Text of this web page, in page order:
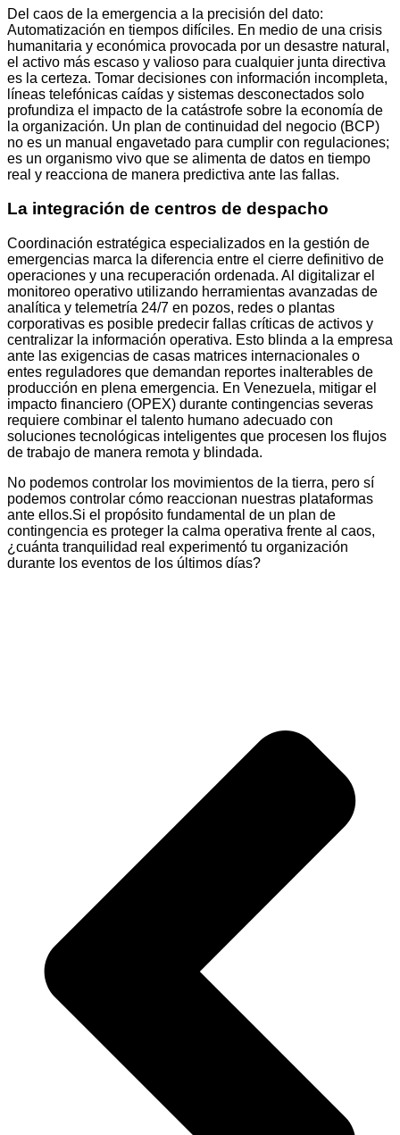
Del caos de la emergencia a la precisión del dato:
Automatización en tiempos difíciles. En medio de una crisis
humanitaria y económica provocada por un desastre natural,
el activo más escaso y valioso para cualquier junta directiva
es la certeza. Tomar decisiones con información incompleta,
líneas telefónicas caídas y sistemas desconectados solo
profundiza el impacto de la catástrofe sobre la economía de
la organización. Un plan de continuidad del negocio (BCP)
no es un manual engavetado para cumplir con regulaciones;
es un organismo vivo que se alimenta de datos en tiempo
real y reacciona de manera predictiva ante las fallas.
La integración de centros de despacho
Coordinación estratégica especializados en la gestión de
emergencias marca la diferencia entre el cierre definitivo de
operaciones y una recuperación ordenada. Al digitalizar el
monitoreo operativo utilizando herramientas avanzadas de
analítica y telemetría 24/7 en pozos, redes o plantas
corporativas es posible predecir fallas críticas de activos y
centralizar la información operativa. Esto blinda a la empresa
ante las exigencias de casas matrices internacionales o
entes reguladores que demandan reportes inalterables de
producción en plena emergencia. En Venezuela, mitigar el
impacto financiero (OPEX) durante contingencias severas
requiere combinar el talento humano adecuado con
soluciones tecnológicas inteligentes que procesen los flujos
de trabajo de manera remota y blindada.
No podemos controlar los movimientos de la tierra, pero sí
podemos controlar cómo reaccionan nuestras plataformas
ante ellos.Si el propósito fundamental de un plan de
contingencia es proteger la calma operativa frente al caos,
¿cuánta tranquilidad real experimentó tu organización
durante los eventos de los últimos días?